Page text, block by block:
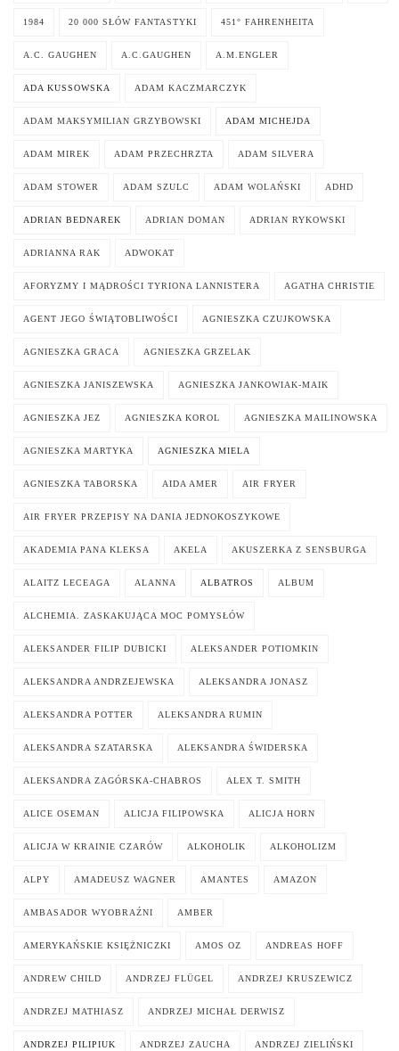
1984 20 000 SŁÓW FANTASTYKI 451° FAHRENHEITA
A.C. GAUGHEN A.C.GAUGHEN A.M.ENGLER
ADA KUSSOWSKA ADAM KACZMARCZYK
ADAM MAKSYMILIAN GRZYBOWSKI ADAM MICHEJDA
ADAM MIREK ADAM PRZECHRZTA ADAM SILVERA
ADAM STOWER ADAM SZULC ADAM WOLAŃSKI ADHD
ADRIAN BEDNAREK ADRIAN DOMAN ADRIAN RYKOWSKI
ADRIANNA RAK ADWOKAT
AFORYZMY I MĄDROŚCI TYRIONA LANNISTERA AGATHA CHRISTIE
AGENT JEGO ŚWIĄTOBLIWOŚCI AGNIESZKA CZUJKOWSKA
AGNIESZKA GRACA AGNIESZKA GRZELAK
AGNIESZKA JANISZEWSKA AGNIESZKA JANKOWIAK-MAIK
AGNIESZKA JEZ AGNIESZKA KOROL AGNIESZKA MAILINOWSKA
AGNIESZKA MARTYKA AGNIESZKA MIELA
AGNIESZKA TABORSKA AIDA AMER AIR FRYER
AIR FRYER PRZEPISY NA DANIA JEDNOKOSZYKOWE
AKADEMIA PANA KLEKSA AKELA AKUSZERKA Z SENSBURGA
ALAITZ LECEAGA ALANNA ALBATROS ALBUM
ALCHEMIA. ZASKAKUJĄCA MOC POMYSŁÓW
ALEKSANDER FILIP DUBICKI ALEKSANDER POTIOMKIN
ALEKSANDRA ANDRZEJEWSKA ALEKSANDRA JONASZ
ALEKSANDRA POTTER ALEKSANDRA RUMIN
ALEKSANDRA SZATARSKA ALEKSANDRA ŚWIDERSKA
ALEKSANDRA ZAGÓRSKA-CHABROS ALEX T. SMITH
ALICE OSEMAN ALICJA FILIPOWSKA ALICJA HORN
ALICJA W KRAINIE CZARÓW ALKOHOLIK ALKOHOLIZM
ALPY AMADEUSZ WAGNER AMANTES AMAZON
AMBASADOR WYOBRAŹNI AMBER
AMERYKAŃSKIE KSIĘŻNICZKI AMOS OZ ANDREAS HOFF
ANDREW CHILD ANDRZEJ FLÜGEL ANDRZEJ KRUSZEWICZ
ANDRZEJ MATHIASZ ANDRZEJ MICHAŁ DERWISZ
ANDRZEJ PILIPIUK ANDRZEJ ZAUCHA ANDRZEJ ZIELIŃSKI